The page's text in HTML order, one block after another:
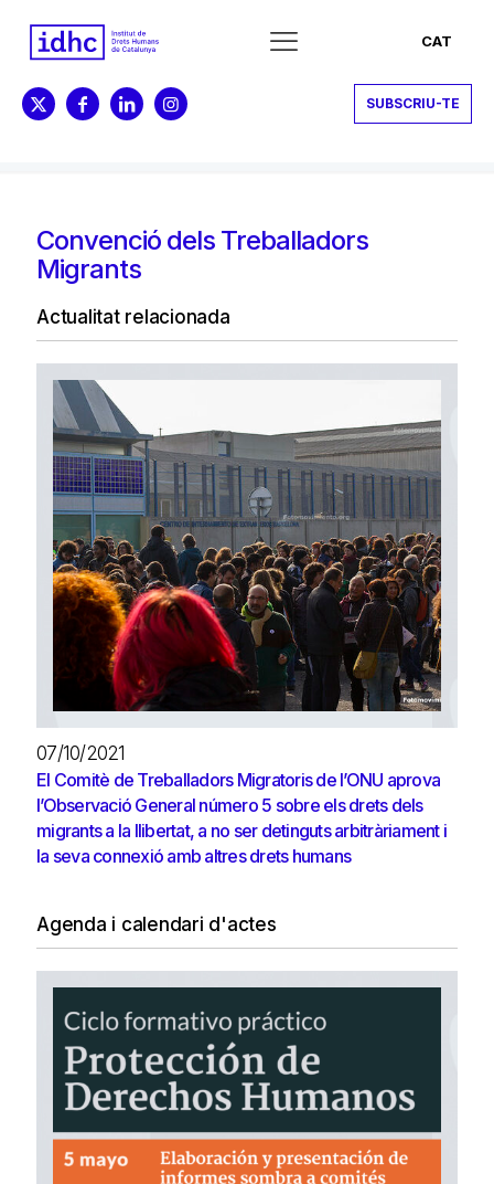
CAT
SUBSCRIU-TE
Convenció dels Treballadors
Migrants
Actualitat relacionada
07/10/2021
El Comitè de Treballadors Migratoris de l’ONU aprova
l’Observació General número 5 sobre els drets dels
migrants a la llibertat, a no ser detinguts arbitràriament i
la seva connexió amb altres drets humans
Agenda i calendari d'actes